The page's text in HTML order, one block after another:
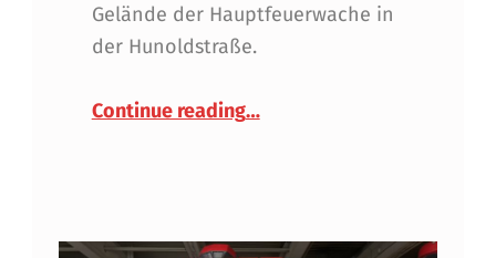
Gelände der Hauptfeuerwache in
der Hunoldstraße.
Continue reading…